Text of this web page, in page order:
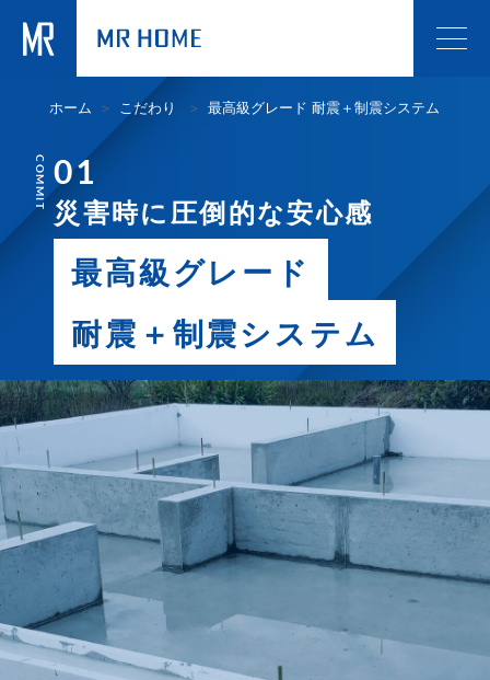
ホーム こだわり 最高級グレード 耐震＋制震システム
COMMIT 01
災害時に圧倒的な安心感
最高級グレード
耐震＋制震システム